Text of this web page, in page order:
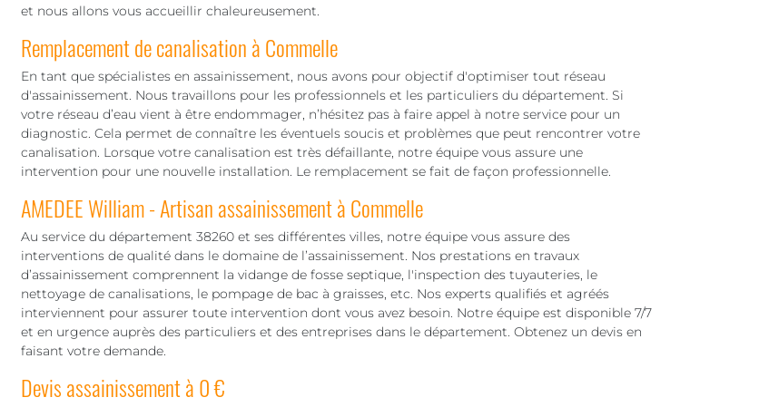
et nous allons vous accueillir chaleureusement.
Remplacement de canalisation à Commelle
En tant que spécialistes en assainissement, nous avons pour objectif d'optimiser tout réseau
d'assainissement. Nous travaillons pour les professionnels et les particuliers du département. Si
votre réseau d’eau vient à être endommager, n’hésitez pas à faire appel à notre service pour un
diagnostic. Cela permet de connaître les éventuels soucis et problèmes que peut rencontrer votre
canalisation. Lorsque votre canalisation est très défaillante, notre équipe vous assure une
intervention pour une nouvelle installation. Le remplacement se fait de façon professionnelle.
AMEDEE William - Artisan assainissement à Commelle
Au service du département 38260 et ses différentes villes, notre équipe vous assure des
interventions de qualité dans le domaine de l’assainissement. Nos prestations en travaux
d’assainissement comprennent la vidange de fosse septique, l'inspection des tuyauteries, le
nettoyage de canalisations, le pompage de bac à graisses, etc. Nos experts qualifiés et agréés
interviennent pour assurer toute intervention dont vous avez besoin. Notre équipe est disponible 7/7
et en urgence auprès des particuliers et des entreprises dans le département. Obtenez un devis en
faisant votre demande.
Devis assainissement à 0 €